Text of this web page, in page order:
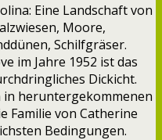
Eine Landschaft von
Moore,
Schilfgräser.
im Jahre 1952 ist das
Dickicht.
in heruntergekommenen
Familie von Catherine
Bedingungen.